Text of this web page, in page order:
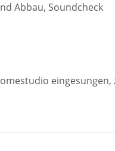
Abbau, Soundcheck